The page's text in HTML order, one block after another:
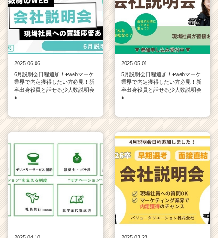
2025.06.06
6月説明会日程追加！♦webマーケ
業界で内定獲得したい方必見！新
卒出身役員と話せる少人数説明会
♦
2025.05.01
5月説明会日程追加！♦webマーケ
業界で内定獲得したい方必見！新
卒出身役員と話せる少人数説明会
♦